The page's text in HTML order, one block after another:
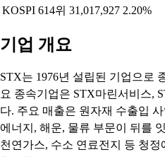
KOSPI 614위 31,017,927 2.20%
기업 개요
STX는 1976년 설립된 기업으로
요 종속기업은 STX마린서비스,
다. 주요 매출은 원자재 수출입
에너지, 해운, 물류 부문이 뒤를
천연가스, 수소 연료전지 등 청